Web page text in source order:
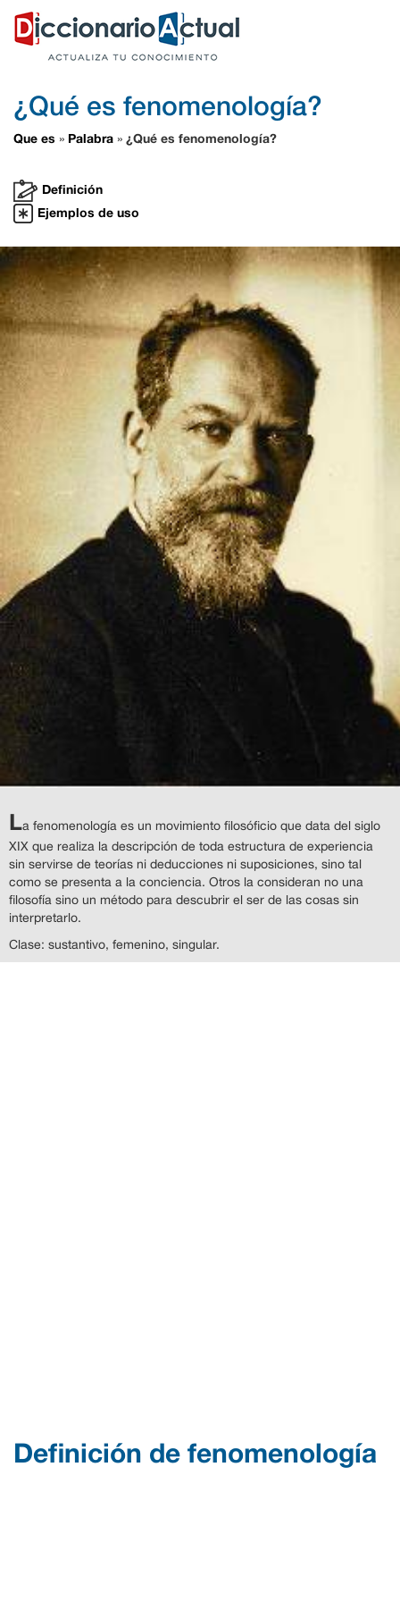
¿Qué es fenomenología?
Que es » Palabra » ¿Qué es fenomenología?
Definición
Ejemplos de uso
La fenomenología es un movimiento filosóficio que data del siglo
XIX que realiza la descripción de toda estructura de experiencia
sin servirse de teorías ni deducciones ni suposiciones, sino tal
como se presenta a la conciencia. Otros la consideran no una
filosofía sino un método para descubrir el ser de las cosas sin
interpretarlo.
Clase: sustantivo, femenino, singular.
Definición de fenomenología